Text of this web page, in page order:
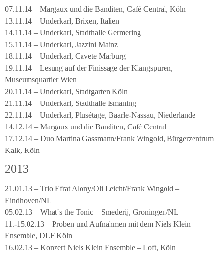
07.11.14 – Margaux und die Banditen, Café Central, Köln
13.11.14 – Underkarl, Brixen, Italien
14.11.14 – Underkarl, Stadthalle Germering
15.11.14 – Underkarl, Jazzini Mainz
18.11.14 – Underkarl, Cavete Marburg
19.11.14 – Lesung auf der Finissage der Klangspuren,
Museumsquartier Wien
20.11.14 – Underkarl, Stadtgarten Köln
21.11.14 – Underkarl, Stadthalle Ismaning
22.11.14 – Underkarl, Plusétage, Baarle-Nassau, Niederlande
14.12.14 – Margaux und die Banditen, Café Central
17.12.14 – Duo Martina Gassmann/Frank Wingold, Bürgerzentrum
Kalk, Köln
2013
21.01.13 – Trio Efrat Alony/Oli Leicht/Frank Wingold –
Eindhoven/NL
05.02.13 – What´s the Tonic – Smederij, Groningen/NL
11.-15.02.13 – Proben und Aufnahmen mit dem Niels Klein
Ensemble, DLF Köln
16.02.13 – Konzert Niels Klein Ensemble – Loft, Köln